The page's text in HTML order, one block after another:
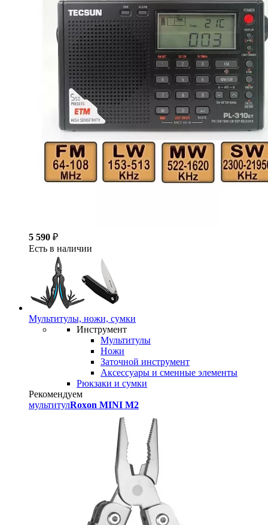
5 590 ₽
Есть в наличии
Мультитулы, ножи, сумки
Инструмент
Мультитулы
Ножи
Заточной инструмент
Аксессуары и сменные элементы
Рюкзаки и сумки
Рекомендуем
мультитулRoxon MINI M2